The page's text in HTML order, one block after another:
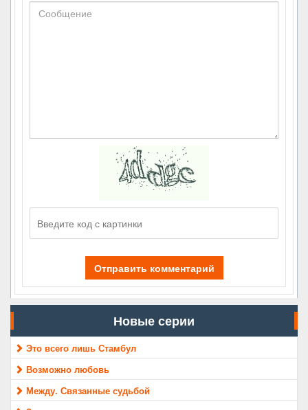
Отправить комментарий
Новые серии
Это всего лишь Стамбул
Возможно любовь
Между. Связанные судьбой